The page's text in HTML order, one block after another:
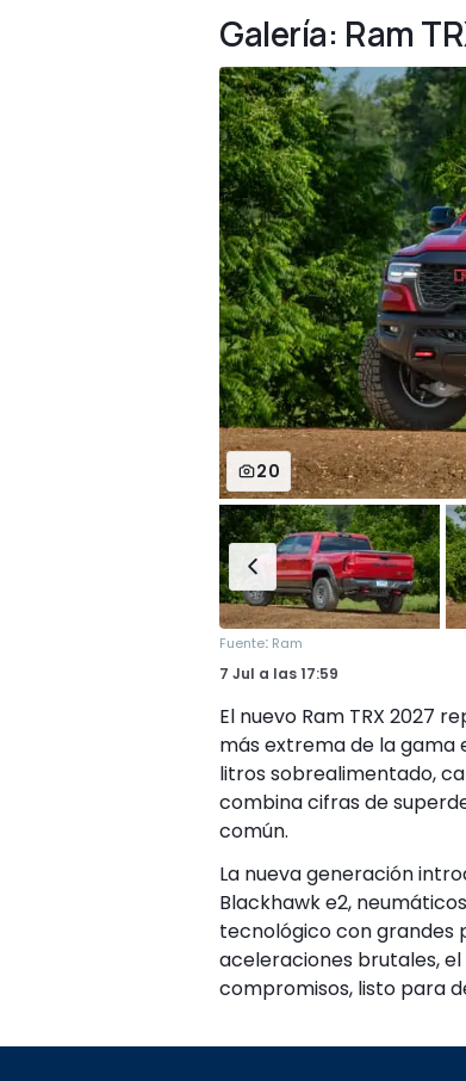
Galería: Ram
20
Fuente: Ram
7 Jul a las17:59
El nuevo Ram TRX 2027
más extrema de la gama
litros sobrealimentado,
combina cifras de
común.
La nueva generación
Blackhawk e2,
tecnológico con grandes
aceleraciones brutales,
compromisos, listo para